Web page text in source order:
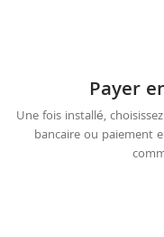
Payer
Une fois installé,
bancaire ou paiement